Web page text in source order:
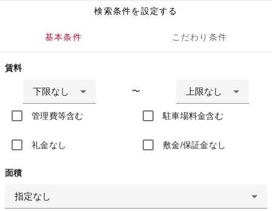
検索条件を設定する
基本条件 こだわり条件
賃料
下限なし 〜 上限なし
管理費等含む 駐車場料金含む
礼金なし 敷金/保証金なし
面積
指定なし